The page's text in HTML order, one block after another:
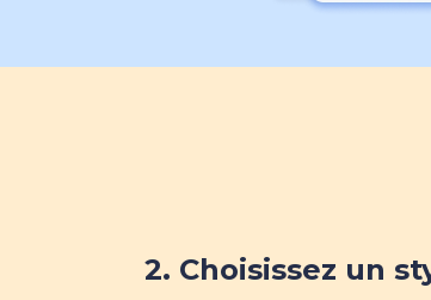
2. Choisissez un